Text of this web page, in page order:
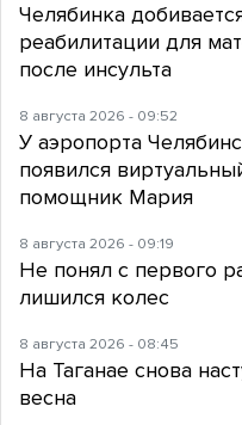
Челябинка
реабилитации для
после инсульта
8 августа 2026 - 09:52
У аэропорта
появился
помощник Мария
8 августа 2026 - 09:19
Не понял с первого
лишился колес
8 августа 2026 - 08:45
На Таганае снова
весна